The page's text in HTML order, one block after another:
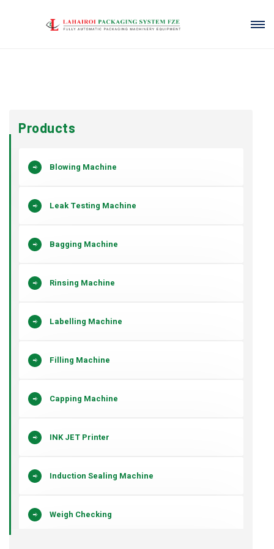
Products
Blowing Machine
Leak Testing Machine
Bagging Machine
Rinsing Machine
Labelling Machine
Filling Machine
Capping Machine
INK JET Printer
Induction Sealing Machine
Weigh Checking